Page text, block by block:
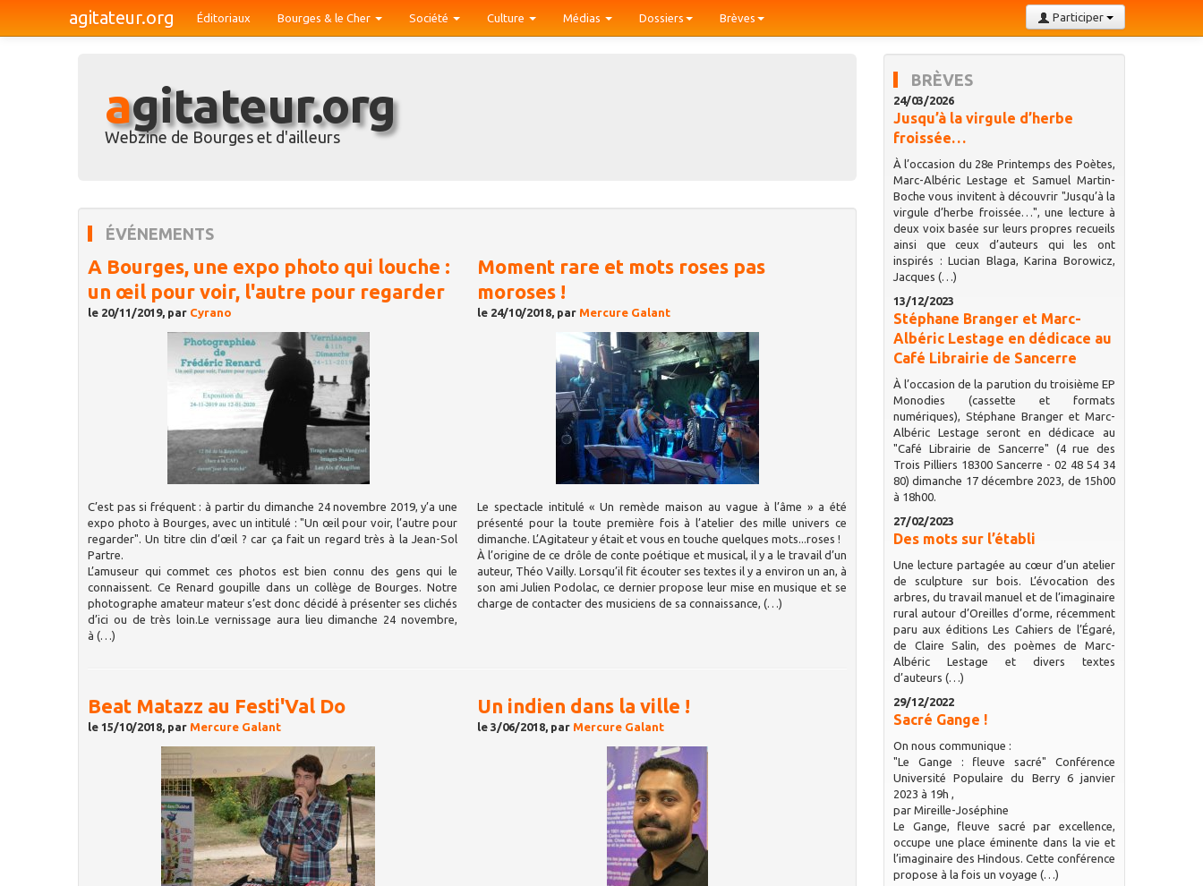
agitateur.org Participer
Éditoriaux Bourges & le Cher Société Culture Médias Dossiers Brèves
agitateur.org
Webzine de Bourges et d'ailleurs
ÉVÉNEMENTS
A Bourges, une expo photo qui louche :
un œil pour voir, l'autre pour regarder
le 20/11/2019, par Cyrano
C’est pas si fréquent : à partir du dimanche 24 novembre 2019, y’a une
expo photo à Bourges, avec un intitulé : "Un œil pour voir, l’autre pour
regarder". Un titre clin d’œil ? car ça fait un regard très à la Jean-Sol
Partre.
L’amuseur qui commet ces photos est bien connu des gens qui le
connaissent. Ce Renard goupille dans un collège de Bourges. Notre
photographe amateur mateur s’est donc décidé à présenter ses clichés
d’ici ou de très loin.Le vernissage aura lieu dimanche 24 novembre,
à (…)
Moment rare et mots roses pas
moroses !
le 24/10/2018, par Mercure Galant
Le spectacle intitulé « Un remède maison au vague à l’âme » a été
présenté pour la toute première fois à l’atelier des mille univers ce
dimanche. L’Agitateur y était et vous en touche quelques mots...roses !
À l’origine de ce drôle de conte poétique et musical, il y a le travail d’un
auteur, Théo Vailly. Lorsqu’il fit écouter ses textes il y a environ un an, à
son ami Julien Podolac, ce dernier propose leur mise en musique et se
charge de contacter des musiciens de sa connaissance, (…)
Beat Matazz au Festi'Val Do
le 15/10/2018, par Mercure Galant
Un indien dans la ville !
le 3/06/2018, par Mercure Galant
BRÈVES
24/03/2026
Jusqu’à la virgule d’herbe
froissée…
À l’occasion du 28e Printemps des Poètes,
Marc-Albéric Lestage et Samuel Martin-
Boche vous invitent à découvrir "Jusqu’à la
virgule d’herbe froissée…", une lecture à
deux voix basée sur leurs propres recueils
ainsi que ceux d’auteurs qui les ont
inspirés : Lucian Blaga, Karina Borowicz,
Jacques (…)
13/12/2023
Stéphane Branger et Marc-
Albéric Lestage en dédicace au
Café Librairie de Sancerre
À l’occasion de la parution du troisième EP
Monodies (cassette et formats
numériques), Stéphane Branger et Marc-
Albéric Lestage seront en dédicace au
"Café Librairie de Sancerre" (4 rue des
Trois Pilliers 18300 Sancerre - 02 48 54 34
80) dimanche 17 décembre 2023, de 15h00
à 18h00.
27/02/2023
Des mots sur l’établi
Une lecture partagée au cœur d’un atelier
de sculpture sur bois. L’évocation des
arbres, du travail manuel et de l’imaginaire
rural autour d’Oreilles d’orme, récemment
paru aux éditions Les Cahiers de l’Égaré,
de Claire Salin, des poèmes de Marc-
Albéric Lestage et divers textes
d’auteurs (…)
29/12/2022
Sacré Gange !
On nous communique :
"Le Gange : fleuve sacré" Conférence
Université Populaire du Berry 6 janvier
2023 à 19h ,
par Mireille-Joséphine
Le Gange, fleuve sacré par excellence,
occupe une place éminente dans la vie et
l’imaginaire des Hindous. Cette conférence
propose à la fois un voyage (…)